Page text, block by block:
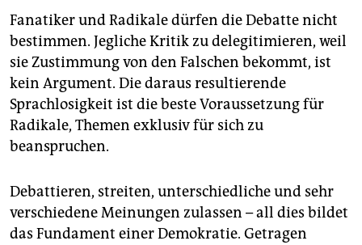
Fanatiker und Radikale dürfen die Debatte nicht
bestimmen. Jegliche Kritik zu delegitimieren, weil
sie Zustimmung von den Falschen bekommt, ist
kein Argument. Die daraus resultierende
Sprachlosigkeit ist die beste Voraussetzung für
Radikale, Themen exklusiv für sich zu
beanspruchen.
Debattieren, streiten, unterschiedliche und sehr
verschiedene Meinungen zulassen – all dies bildet
das Fundament einer Demokratie. Getragen